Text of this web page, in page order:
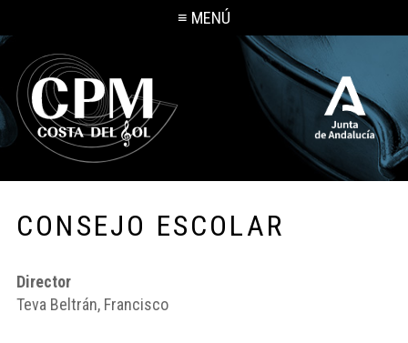
≡ MENÚ
CONSEJO ESCOLAR
Director
Teva Beltrán, Francisco